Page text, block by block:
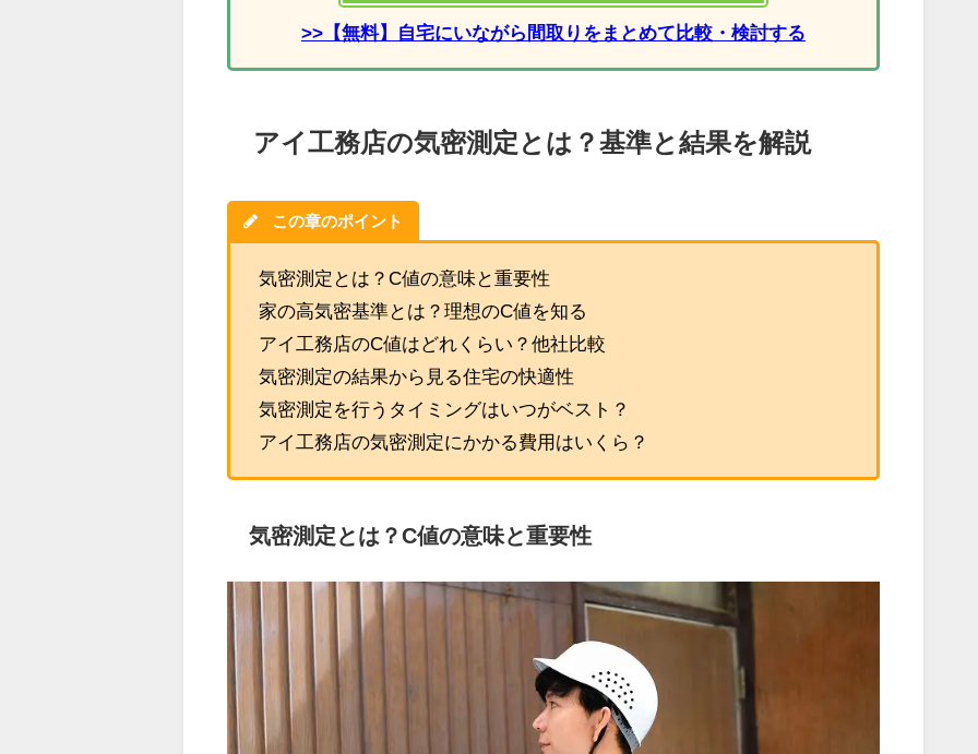
>>【無料】自宅にいながら間取りをまとめて比較・検討する
アイ工務店の気密測定とは？基準と結果を解説
この章のポイント
気密測定とは？C値の意味と重要性
家の高気密基準とは？理想のC値を知る
アイ工務店のC値はどれくらい？他社比較
気密測定の結果から見る住宅の快適性
気密測定を行うタイミングはいつがベスト？
アイ工務店の気密測定にかかる費用はいくら？
気密測定とは？C値の意味と重要性